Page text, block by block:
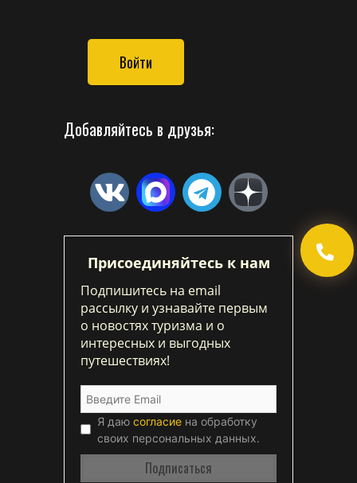
Войти
Добавляйтесь в друзья:
Присоединяйтесь к нам
Подпишитесь на email
рассылку и узнавайте первым
о новостях туризма и о
интересных и выгодных
путешествиях!
Я даю согласие на обработку
своих персональных данных.